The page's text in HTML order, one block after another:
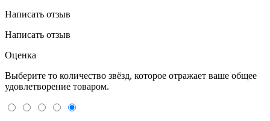
Написать отзыв
Написать отзыв
Оценка
Выберите то количество звёзд, которое отражает ваше общее
удовлетворение товаром.